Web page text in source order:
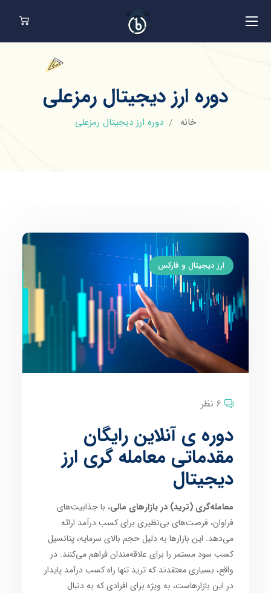
دوره ارز دیجیتال رمزعلی
خانه دوره ارز دیجیتال رمزعلی
ارز دیجیتال و فارکس
6 نظر
دوره ی آنلاین رایگان
مقدماتی معامله گری ارز
دیجیتال
معامله‌گری (ترید) در بازارهای مالی، با جذابیت‌های
فراوان، فرصت‌های بی‌نظیری برای کسب درآمد ارائه
می‌دهد. این بازارها به دلیل حجم بالای سرمایه، پتانسیل
کسب سود مستمر را برای علاقه‌مندان فراهم می‌کنند. در
واقع، بسیاری معتقدند که ترید تنها راه کسب درآمد پایدار
در این بازارهاست، به ویژه برای افرادی که به دنبال